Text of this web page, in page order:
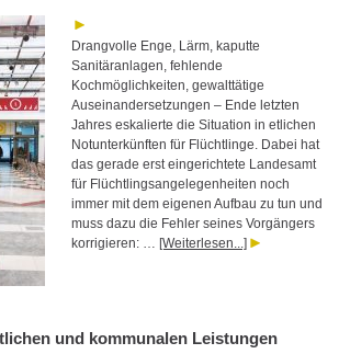
Drangvolle Enge, Lärm, kaputte
Sanitäranlagen, fehlende
Kochmöglichkeiten, gewalttätige
Auseinandersetzungen – Ende letzten
Jahres eskalierte die Situation in etlichen
Notunterkünften für Flüchtlinge. Dabei hat
das gerade erst eingerichtete Landesamt
für Flüchtlingsangelegenheiten noch
immer mit dem eigenen Aufbau zu tun und
muss dazu die Fehler seines Vorgängers
korrigieren: … [Weiterlesen...]
und kommunalen Leistungen